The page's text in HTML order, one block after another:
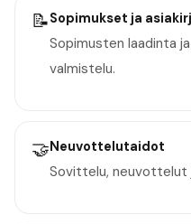
📝Sopimukset ja
Sopimusten laadinta
valmistelu.
🤝Neuvottelutaidot
Sovittelu, neuvottelut